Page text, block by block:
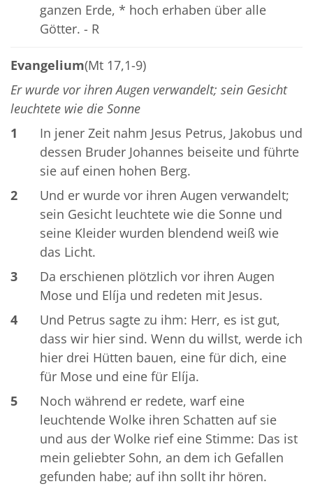
ganzen Erde, * hoch erhaben über alle
Götter. - R
Evangelium(Mt 17,1-9)
Er wurde vor ihren Augen verwandelt; sein Gesicht
leuchtete wie die Sonne
1
In jener Zeit nahm Jesus Petrus, Jakobus und
dessen Bruder Johannes beiseite und führte
sie auf einen hohen Berg.
2
Und er wurde vor ihren Augen verwandelt;
sein Gesicht leuchtete wie die Sonne und
seine Kleider wurden blendend weiß wie
das Licht.
3
Da erschienen plötzlich vor ihren Augen
Mose und Elíja und redeten mit Jesus.
4
Und Petrus sagte zu ihm: Herr, es ist gut,
dass wir hier sind. Wenn du willst, werde ich
hier drei Hütten bauen, eine für dich, eine
für Mose und eine für Elíja.
5
Noch während er redete, warf eine
leuchtende Wolke ihren Schatten auf sie
und aus der Wolke rief eine Stimme: Das ist
mein geliebter Sohn, an dem ich Gefallen
gefunden habe; auf ihn sollt ihr hören.